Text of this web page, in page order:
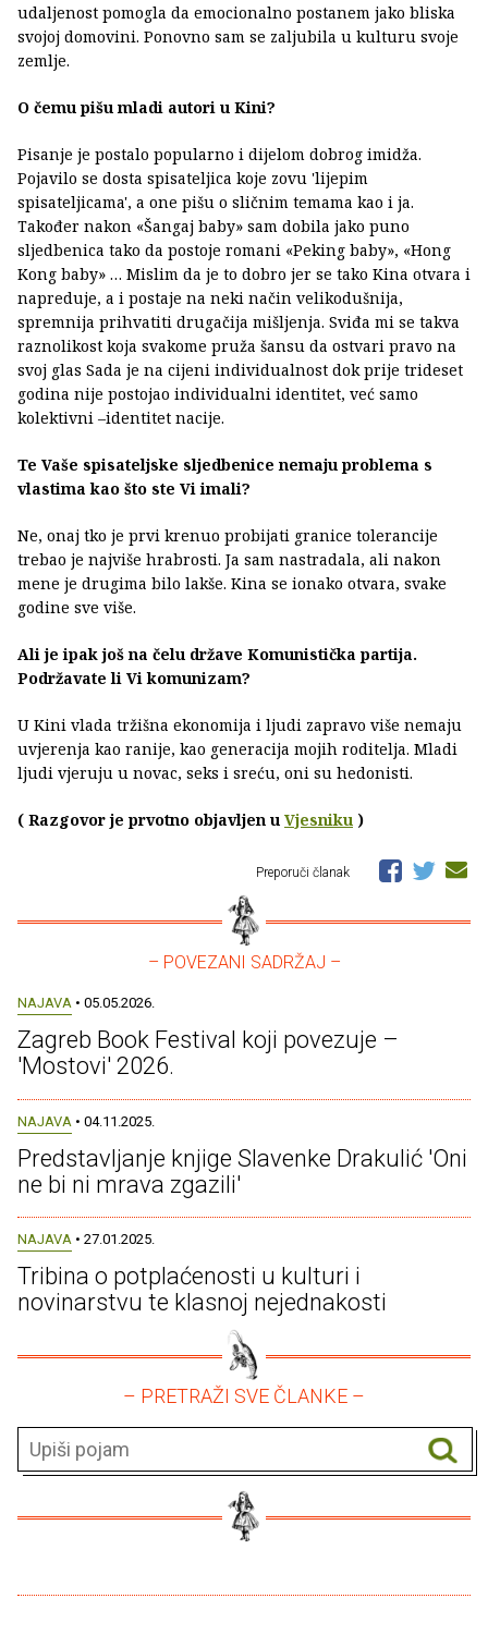
udaljenost pomogla da emocionalno postanem jako bliska
svojoj domovini. Ponovno sam se zaljubila u kulturu svoje
zemlje.
O čemu pišu mladi autori u Kini?
Pisanje je postalo popularno i dijelom dobrog imidža.
Pojavilo se dosta spisateljica koje zovu 'lijepim
spisateljicama', a one pišu o sličnim temama kao i ja.
Također nakon «Šangaj baby» sam dobila jako puno
sljedbenica tako da postoje romani «Peking baby», «Hong
Kong baby» … Mislim da je to dobro jer se tako Kina otvara i
napreduje, a i postaje na neki način velikodušnija,
spremnija prihvatiti drugačija mišljenja. Sviđa mi se takva
raznolikost koja svakome pruža šansu da ostvari pravo na
svoj glas Sada je na cijeni individualnost dok prije trideset
godina nije postojao individualni identitet, već samo
kolektivni –identitet nacije.
Te Vaše spisateljske sljedbenice nemaju problema s
vlastima kao što ste Vi imali?
Ne, onaj tko je prvi krenuo probijati granice tolerancije
trebao je najviše hrabrosti. Ja sam nastradala, ali nakon
mene je drugima bilo lakše. Kina se ionako otvara, svake
godine sve više.
Ali je ipak još na čelu države Komunistička partija.
Podržavate li Vi komunizam?
U Kini vlada tržišna ekonomija i ljudi zapravo više nemaju
uvjerenja kao ranije, kao generacija mojih roditelja. Mladi
ljudi vjeruju u novac, seks i sreću, oni su hedonisti.
( Razgovor je prvotno objavljen u Vjesniku )
Preporuči članak
– POVEZANI SADRŽAJ –
NAJAVA • 05.05.2026.
Zagreb Book Festival koji povezuje –
'Mostovi' 2026.
NAJAVA • 04.11.2025.
Predstavljanje knjige Slavenke Drakulić 'Oni
ne bi ni mrava zgazili'
NAJAVA • 27.01.2025.
Tribina o potplaćenosti u kulturi i
novinarstvu te klasnoj nejednakosti
– PRETRAŽI SVE ČLANKE –